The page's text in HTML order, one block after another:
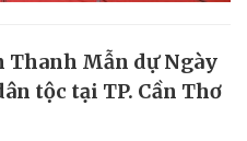
Thanh Mẫn dự Ngày
tộc tại TP. Cần Thơ